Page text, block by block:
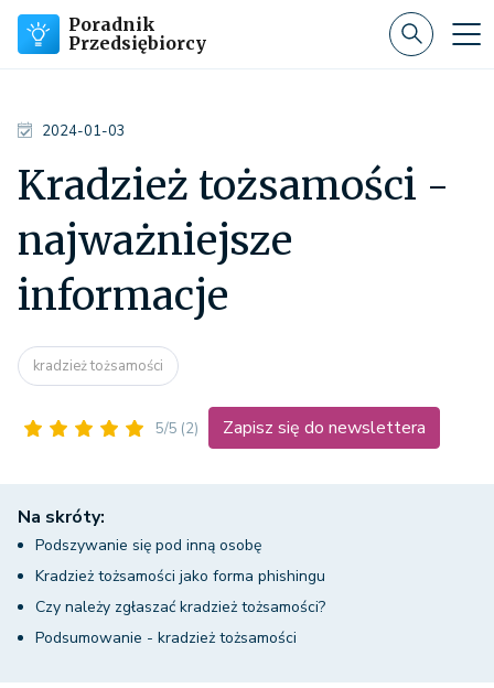
Poradnik
Przedsiębiorcy
2024-01-03
Kradzież tożsamości -
najważniejsze
informacje
kradzież tożsamości
5/5 (2) Zapisz się do newslettera
Na skróty:
Podszywanie się pod inną osobę
Kradzież tożsamości jako forma phishingu
Czy należy zgłaszać kradzież tożsamości?
Podsumowanie - kradzież tożsamości